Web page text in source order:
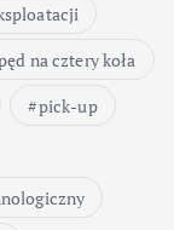
na cztery koła
pick-up